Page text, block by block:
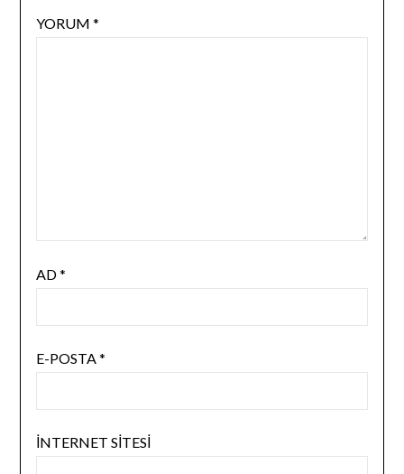
YORUM *
AD*
E-POSTA *
İNTERNET SITESI